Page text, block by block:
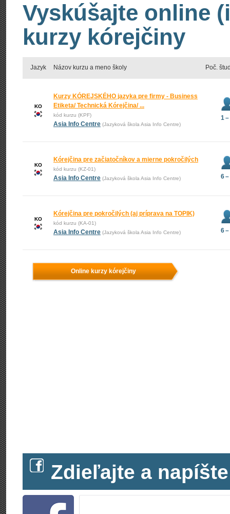
Vyskúšajte online
kurzy kórejčiny
Jazyk Názov kurzu a meno školy Poč.
KO
Kurzy KÓREJSKÉHO jazyka pre firmy - Business
Etiketa/ Technická Kórejčina/ ...
kód kurzu (KPF)
Asia Info Centre (Jazyková škola Asia Info Centre)
1 –
KO
Kórejčina pre začiatočníkov a mierne pokročilých
kód kurzu (KZ-01)
Asia Info Centre (Jazyková škola Asia Info Centre) 6 –
KO
Kórejčina pre pokročilých (aj príprava na TOPIK)
kód kurzu (KA-01)
Asia Info Centre (Jazyková škola Asia Info Centre) 6 –
Online kurzy kórejčiny
Zdieľajte a